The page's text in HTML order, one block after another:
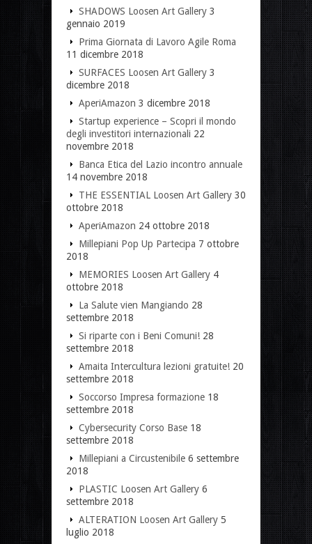
SHADOWS Loosen Art Gallery 3
gennaio 2019
Prima Giornata di Lavoro Agile Roma
11 dicembre 2018
SURFACES Loosen Art Gallery 3
dicembre 2018
AperiAmazon 3 dicembre 2018
Startup experience – Scopri il mondo
degli investitori internazionali 22
novembre 2018
Banca Etica del Lazio incontro annuale
14 novembre 2018
THE ESSENTIAL Loosen Art Gallery 30
ottobre 2018
AperiAmazon 24 ottobre 2018
Millepiani Pop Up Partecipa 7 ottobre
2018
MEMORIES Loosen Art Gallery 4
ottobre 2018
La Salute vien Mangiando 28
settembre 2018
Si riparte con i Beni Comuni! 28
settembre 2018
Amaita Intercultura lezioni gratuite! 20
settembre 2018
Soccorso Impresa formazione 18
settembre 2018
Cybersecurity Corso Base 18
settembre 2018
Millepiani a Circustenibile 6 settembre
2018
PLASTIC Loosen Art Gallery 6
settembre 2018
ALTERATION Loosen Art Gallery 5
luglio 2018